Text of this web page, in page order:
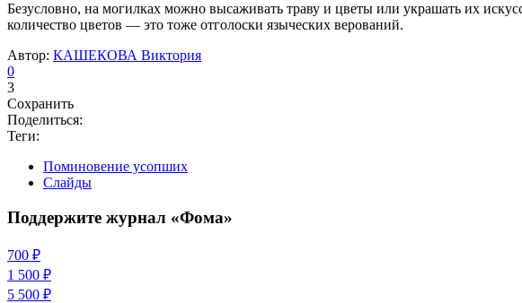
Безусловно, на могилках можно высаживать траву и цветы или украшать их
количество цветов — это тоже отголоски языческих верований.
Автор: КАШЕКОВА Виктория
0
3
Сохранить
Поделиться:
Теги:
Поминовение усопших
Слайды
Поддержите журнал «Фома»
700 ₽
1 500 ₽
5 500 ₽